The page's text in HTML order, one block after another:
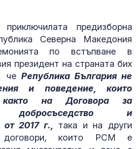
предизборна
Северна Македония
по встъпване в
президент на страната бих
че Република България не
и поведение, които
както на Договора за
добросъседство и
от 2017 г., така и на други
договори, които РСМ е